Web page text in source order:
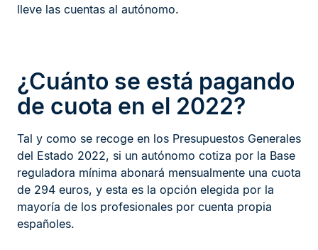
lleve las cuentas al autónomo.
¿Cuánto se está pagando
de cuota en el 2022?
Tal y como se recoge en los Presupuestos Generales
del Estado 2022, si un autónomo cotiza por la Base
reguladora mínima abonará mensualmente una cuota
de 294 euros, y esta es la opción elegida por la
mayoría de los profesionales por cuenta propia
españoles.